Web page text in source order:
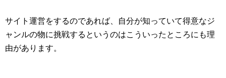
サイト運営をするのであれば、自分が知っていて得意なジ
ャンルの物に挑戦するというのはこういったところにも理
由があります。